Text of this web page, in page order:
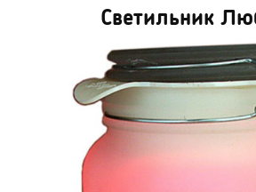
Светильник